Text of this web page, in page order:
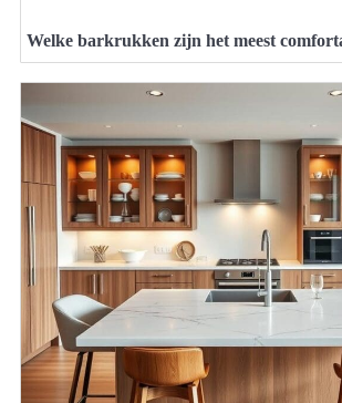
Welke barkrukken zijn het meest